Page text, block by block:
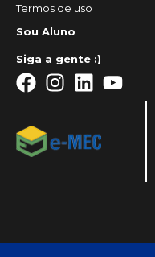
Termos de uso
Sou Aluno
Siga a gente :)